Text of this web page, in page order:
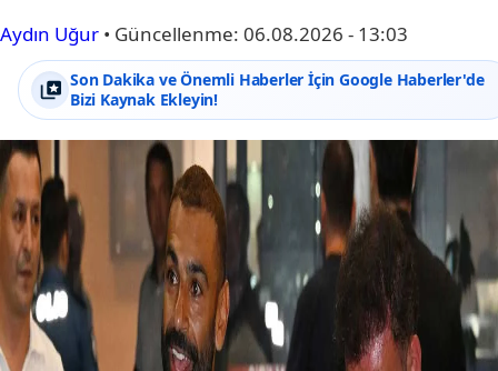
Aydın Uğur • Güncellenme: 06.08.2026 - 13:03
Son Dakika ve Önemli Haberler İçin Google Haberler'de
Bizi Kaynak Ekleyin!